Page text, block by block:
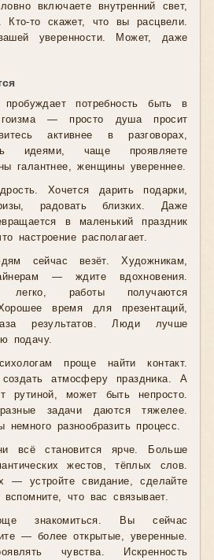
включаете внутренний свет,
то скажет, что вы расцвели.
уверенности. Может, даже
потребность быть в
— просто душа просит
активнее в разговорах,
идеями, чаще проявляете
галантнее, женщины увереннее.
Хочется дарить подарки,
радовать близких. Даже
в маленький праздник
настроение располагает.
сейчас везёт. Художникам,
— ждите вдохновения.
легко, работы получаются
время для презентаций,
результатов. Люди лучше
подачу.
проще найти контакт.
атмосферу праздника. А
рутиной, может быть непросто.
задачи даются тяжелее.
немного разнообразить процесс.
всё становится ярче. Больше
жестов, тёплых слов.
— устройте свидание, сделайте
вспомните, что вас связывает.
знакомиться. Вы сейчас
— более открытые, уверенные.
чувства. Искренность